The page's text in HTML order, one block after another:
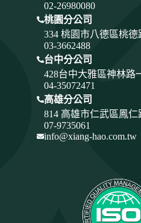
02-26980080
桃園分公司
334 桃園市八德區桃德
03-3662488
台中分公司
428台中大雅區神林路
04-35072471
高雄分公司
814 高雄市仁武區鳳仁
07-9735061
info@xiang-hao.com.tw